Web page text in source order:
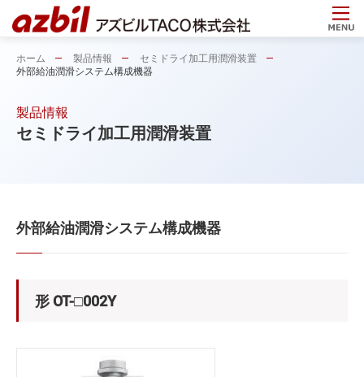
ホーム 製品情報
セミドライ加工用潤滑装置
外部給油潤滑システム構成機器
製品情報
セミドライ加工用潤滑装置
外部給油潤滑システム構成機器
形 OT-□002Y